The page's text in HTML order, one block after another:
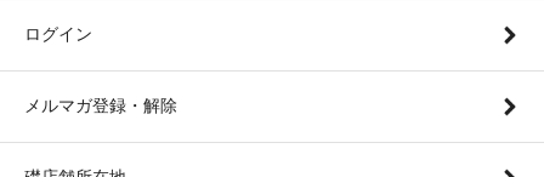
ログイン
メルマガ登録・解除